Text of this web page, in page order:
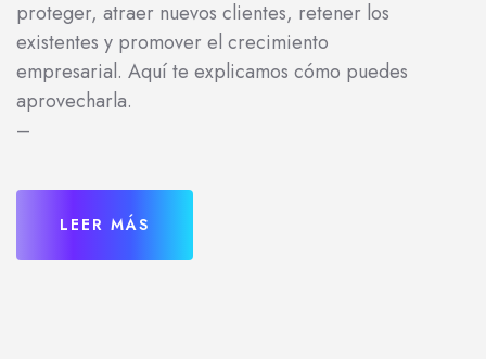
proteger, atraer nuevos clientes, retener los
existentes y promover el crecimiento
empresarial. Aquí te explicamos cómo puedes
aprovecharla.
–
LEER MÁS